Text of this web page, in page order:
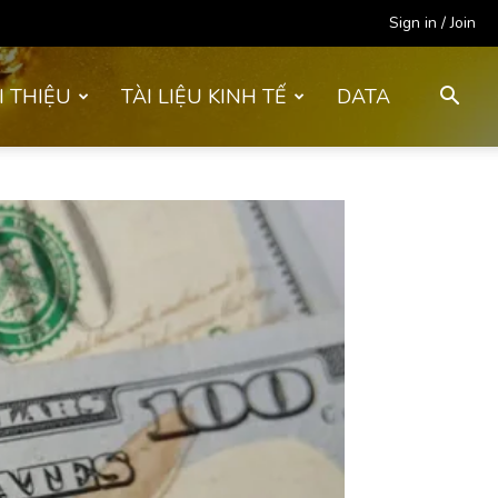
Sign in / Join
THIỆU TÀI LIỆU KINH TẾ DATA